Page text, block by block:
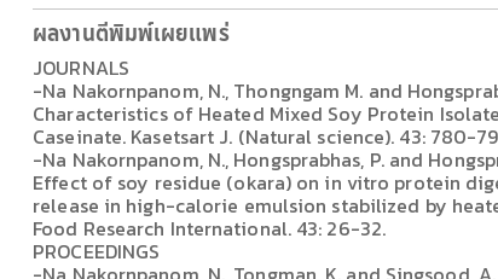
ผลงานตีพิมพ์เผยแพร่
JOURNALS
-Na Nakornpanom, N., Thongngam M. and
Characteristics of Heated Mixed Soy Protein
Caseinate. Kasetsart J. (Natural science). 43: 780-
-Na Nakornpanom, N., Hongsprabhas, P. and
Effect of soy residue (okara) on in vitro protein
release in high-calorie emulsion stabilized by
Food Research International. 43: 26-32.
PROCEEDINGS